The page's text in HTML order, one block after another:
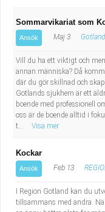
Sommarvikariat som
Ansök Maj 3
Vill du ha ett viktigt och
annan människa? Då
där du gör skillnad och
Gotlands sjukhem är ett
boende med professionell
oss är de boende alltid i
t...
Visa mer
Kockar
Ansök Feb 13
I Region Gotland kan du
tillsammans med andra.